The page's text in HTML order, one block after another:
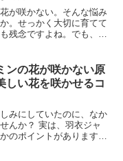
が咲かない。そんな悩み
。せっかく大切に育てて
残念ですよね。でも、ご
ンの花が咲かない原
しい花を咲かせるコ
みにしていたのに、なか
んか？ 実は、羽衣ジャ
のポイントがあります。